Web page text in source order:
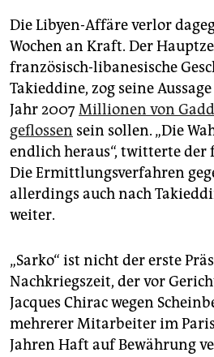
Die Libyen-Affäre verlor
Wochen an Kraft. Der
französisch-libanesische
Takieddine, zog seine
Jahr 2007 Millionen von
geflossen sein sollen. „Die
endlich heraus“, twitterte der
Die Ermittlungsverfahren
allerdings auch nach
weiter.
„Sarko“ ist nicht der erste
Nachkriegszeit, der vor
Jacques Chirac wegen
mehrerer Mitarbeiter im
Jahren Haft auf Bewährung